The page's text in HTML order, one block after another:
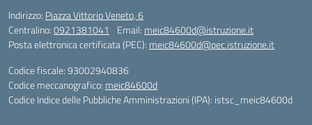
Indirizzo: Piazza Vittorio Veneto, 6
Centralino:0921381041 Email: meic84600d@istruzione.it
Posta elettronica certificata (PEC): meic84600d@pec.istruzione.it
Codice fiscale: 93002940836
Codice meccanografico: meic84600d
Codice Indice delle Pubbliche Amministrazioni (IPA): istsc_meic84600d